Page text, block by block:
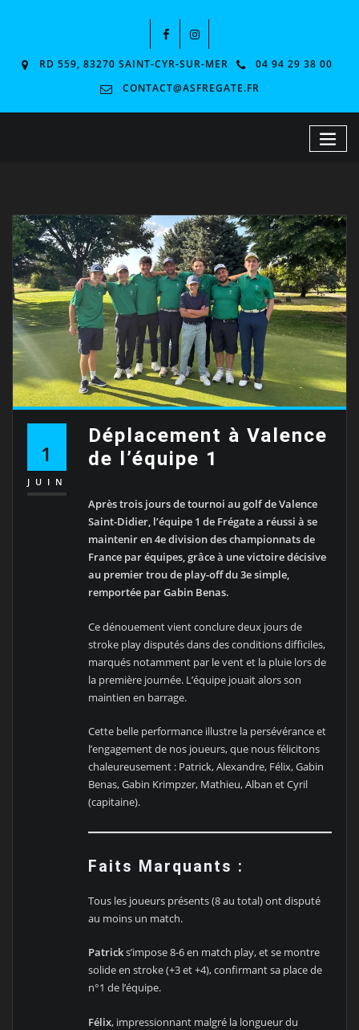
RD 559, 83270 SAINT-CYR-SUR-MER
04 94 29 38 00
CONTACT@ASFREGATE.FR
1
JUIN
Déplacement à Valence
de l’équipe 1
Après trois jours de tournoi au golf de Valence
Saint-Didier, l’équipe 1 de Frégate a réussi à se
maintenir en 4e division des championnats de
France par équipes, grâce à une victoire décisive
au premier trou de play-off du 3e simple,
remportée par Gabin Benas.
Ce dénouement vient conclure deux jours de
stroke play disputés dans des conditions difficiles,
marqués notamment par le vent et la pluie lors de
la première journée. L’équipe jouait alors son
maintien en barrage.
Cette belle performance illustre la persévérance et
l’engagement de nos joueurs, que nous félicitons
chaleureusement : Patrick, Alexandre, Félix, Gabin
Benas, Gabin Krimpzer, Mathieu, Alban et Cyril
(capitaine).
Faits Marquants :
Tous les joueurs présents (8 au total) ont disputé
au moins un match.
Patricks’impose 8-6 en match play, et se montre
solide en stroke (+3 et +4), confirmant sa place de
n°1 de l’équipe.
Félix, impressionnant malgré la longueur du